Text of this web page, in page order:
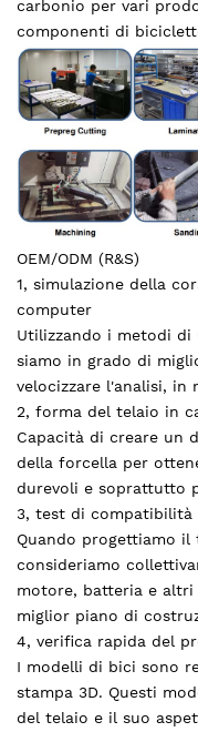
carbonio per vari
componenti di
OEM/ODM (R&S)
1, simulazione della
computer
Utilizzando i metodi di
siamo in grado di
velocizzare l'analisi, in
2, forma del telaio in
Capacità di creare un
della forcella per
durevoli e soprattutto
3, test di compatibilità
Quando progettiamo
consideriamo
motore, batteria e
miglior piano di
4, verifica rapida del
I modelli di bici sono
stampa 3D. Questi
del telaio e il suo